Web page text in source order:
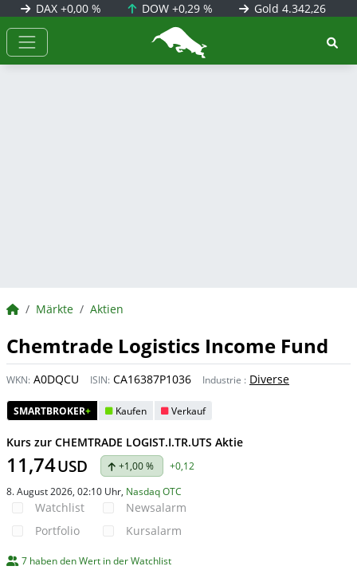
DAX +0,00 % DOW+0,29 % Gold 4.342,26
BörsenNEWS.de
BörsenNEWS.de
Märkte Aktien
Chemtrade Logistics Income Fund
WKN: A0DQCU ISIN: CA16387P1036 Industrie : Diverse
SMARTBROKER+ Kaufen Verkauf
Kurs zur CHEMTRADE LOGIST.I.TR.UTS Aktie
11,74USD +1,00 %
+0,12
8. August 2026, 02:10 Uhr, Nasdaq OTC
Watchlist
Portfolio
Newsalarm
Kursalarm
7 haben den Wert in der Watchlist